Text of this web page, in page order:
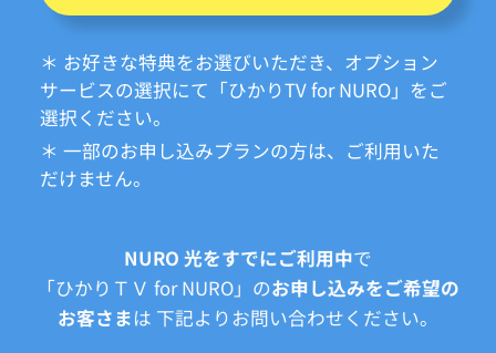
＊ お好きな特典をお選びいただき、オプション
サービスの選択にて「ひかりTV for NURO」をご
選択ください。
＊ 一部のお申し込みプランの方は、ご利用いた
だけません。
NURO 光をすでにご利用中で
「ひかりＴＶ for NURO」のお申し込みをご希望の
お客さまは 下記よりお問い合わせください。